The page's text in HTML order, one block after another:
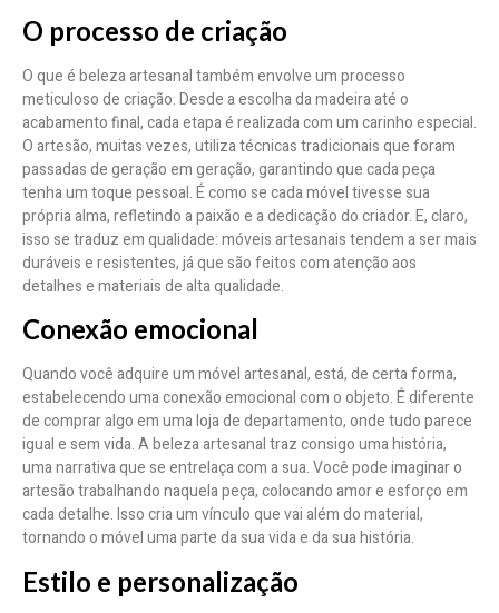
O processo de criação
O que é beleza artesanal também envolve um processo
meticuloso de criação. Desde a escolha da madeira até o
acabamento final, cada etapa é realizada com um carinho especial.
O artesão, muitas vezes, utiliza técnicas tradicionais que foram
passadas de geração em geração, garantindo que cada peça
tenha um toque pessoal. É como se cada móvel tivesse sua
própria alma, refletindo a paixão e a dedicação do criador. E, claro,
isso se traduz em qualidade: móveis artesanais tendem a ser mais
duráveis e resistentes, já que são feitos com atenção aos
detalhes e materiais de alta qualidade.
Conexão emocional
Quando você adquire um móvel artesanal, está, de certa forma,
estabelecendo uma conexão emocional com o objeto. É diferente
de comprar algo em uma loja de departamento, onde tudo parece
igual e sem vida. A beleza artesanal traz consigo uma história,
uma narrativa que se entrelaça com a sua. Você pode imaginar o
artesão trabalhando naquela peça, colocando amor e esforço em
cada detalhe. Isso cria um vínculo que vai além do material,
tornando o móvel uma parte da sua vida e da sua história.
Estilo e personalização